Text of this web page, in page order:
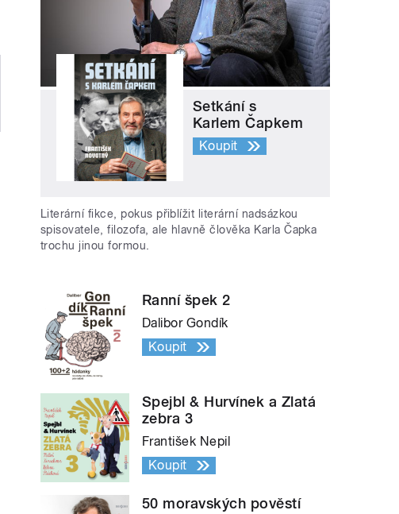
" style="">Rozhovor o multikulturním sídlišti Černý
Setkání s
Karlem Čapkem
Koupit
Literární fikce, pokus přiblížit literární nadsázkou
spisovatele, filozofa, ale hlavně člověka Karla Čapka
trochu jinou formou.
Ranní špek 2
Dalibor Gondík
Koupit
Spejbl & Hurvínek a Zlatá
zebra 3
František Nepil
Koupit
50 moravských pověstí